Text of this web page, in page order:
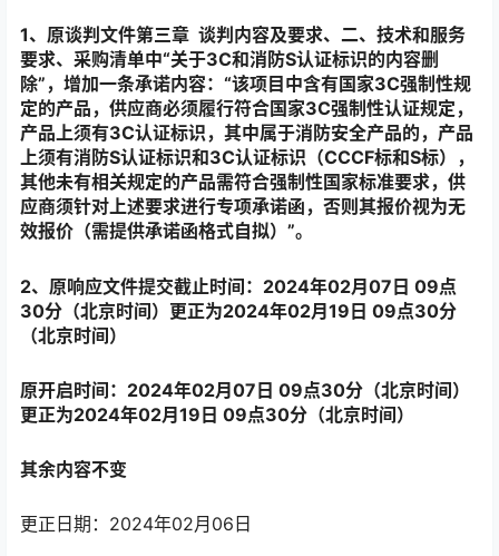
1、原谈判文件第三章 谈判内容及要求、二、技术和服务
要求、 采购清单中“关于3C和消防S认证标识的内容删
除”，增加一条承诺内容：“该项目中含有国家3C强制性规
定的产品，供应商必须履行符合国家3C强制性认证规定，
产品上须有3C认证标识，其中属于消防安全产品的，产品
上须有消防S认证标识和3C认证标识（CCCF标和S标），
其他未有相关规定的产品需符合强制性国家标准要求，供
应商须针对上述要求进行专项承诺函，否则其报价视为无
效报价（需提供承诺函格式自拟）”。
2、原响应文件提交截止时间：2024年02月07日 09点
30分（北京时间）更正为2024年02月19日 09点30分
（北京时间）
原开启时间：2024年02月07日 09点30分（北京时间）
更正为2024年02月19日 09点30分（北京时间）
其余内容不变
更正日期：2024年02月06日